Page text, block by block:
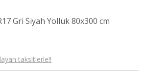
Gri Siyah Yolluk 80x300 cm
taksitlerle!!